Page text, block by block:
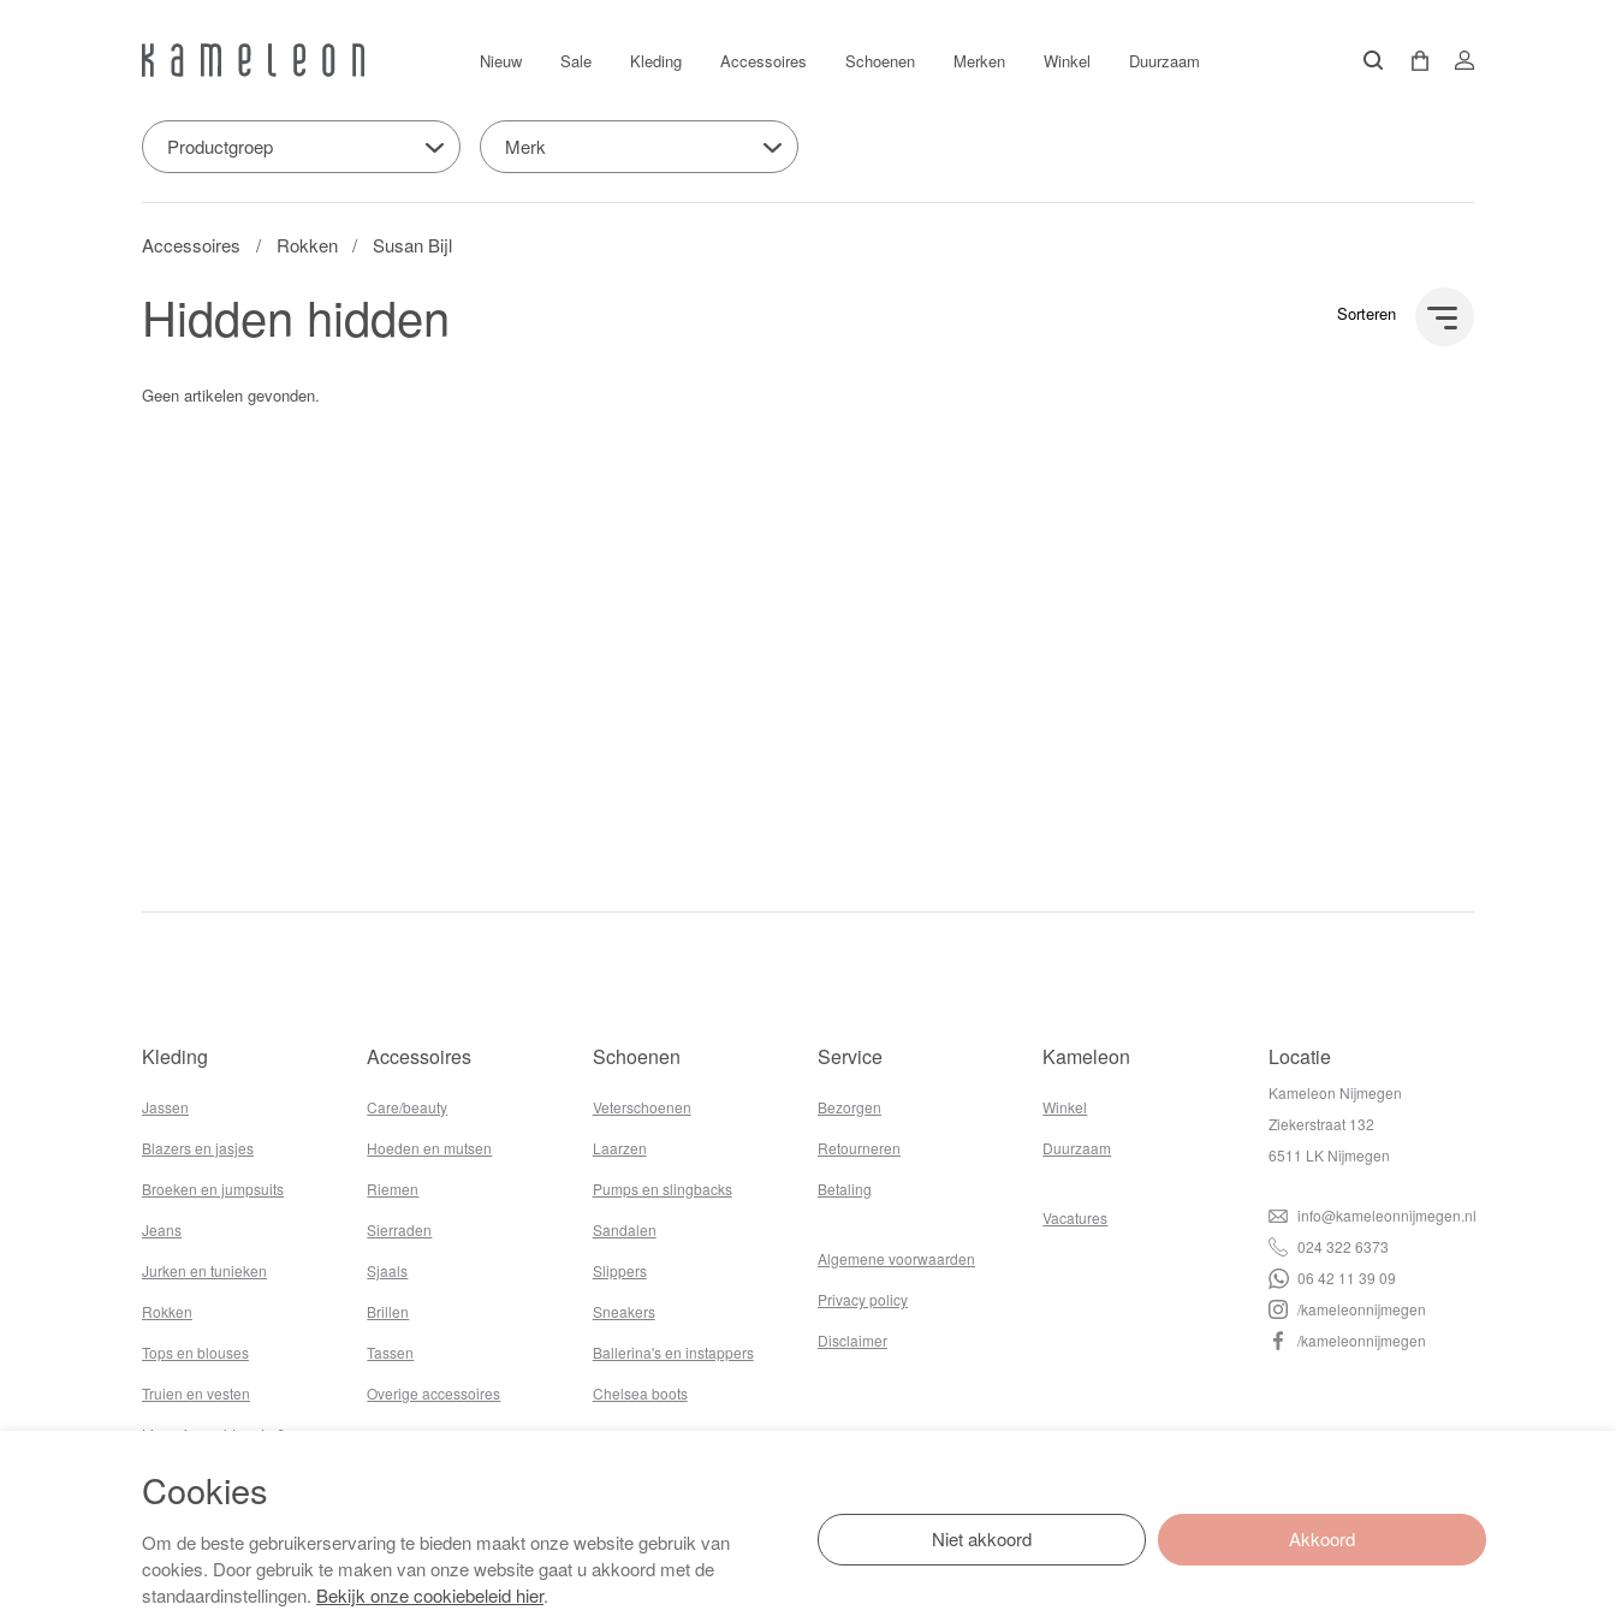
Nieuw Sale Kleding Accessoires Schoenen Merken Winkel Duurzaam
Productgroep Merk
Accessoires Rokken Susan Bijl
Hidden hidden Sorteren
Geen artikelen gevonden.
Kleding
Jassen
Blazers en jasjes
Broeken en jumpsuits
Jeans
Jurken en tunieken
Rokken
Tops en blouses
Truien en vesten
Lingerie,nachtmode &
Badkleding
Beenmode
Vermaakkosten
Accessoires
Care/beauty
Hoeden en mutsen
Riemen
Sierraden
Sjaals
Brillen
Tassen
Overige accessoires
Schoenen
Veterschoenen
Laarzen
Pumps en slingbacks
Sandalen
Slippers
Sneakers
Ballerina's en instappers
Chelsea boots
Service
Bezorgen
Retourneren
Betaling
Algemene voorwaarden
Privacy policy
Disclaimer
Kameleon
Winkel
Duurzaam
Vacatures
Locatie
Kameleon Nijmegen
Ziekerstraat 132
6511 LK Nijmegen
info@kameleonnijmegen.nl
024 322 6373
06 42 11 39 09
/kameleonnijmegen
/kameleonnijmegen
Cookies
Om de beste gebruikerservaring te bieden maakt onze website gebruik van
cookies. Door gebruik te maken van onze website gaat u akkoord met de
standaardinstellingen. Bekijk onze cookiebeleid hier.